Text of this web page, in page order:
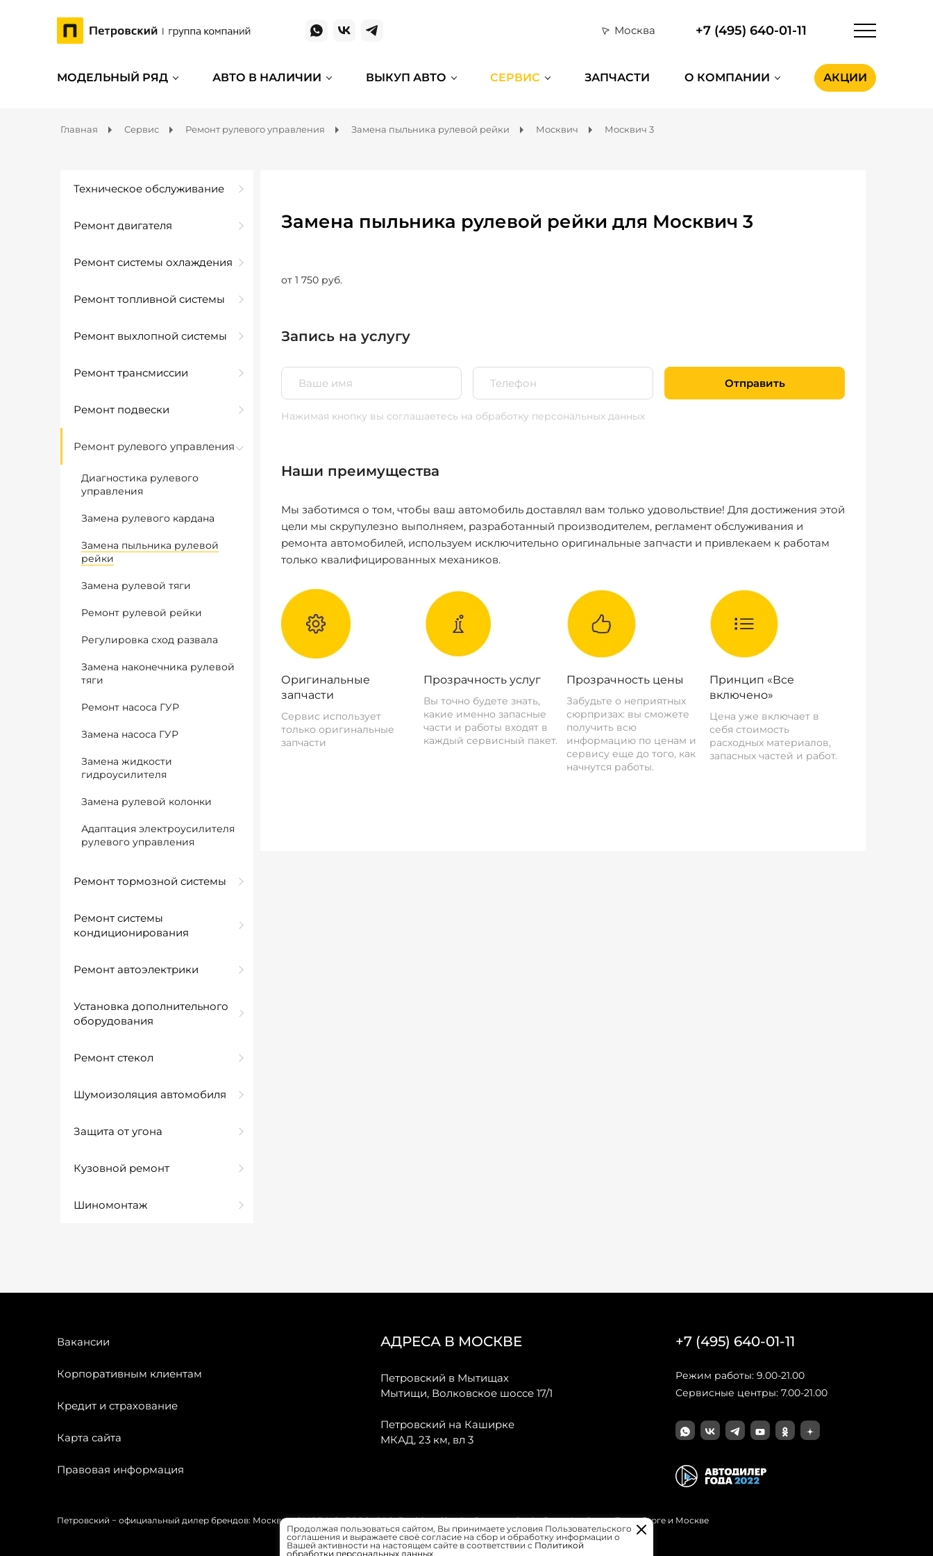
Москва +7 (495) 640-01-11
МОДЕЛЬНЫЙ РЯД АВТО В НАЛИЧИИ ВЫКУП АВТО СЕРВИС ЗАПЧАСТИ О КОМПАНИИ АКЦИИ
Главная Сервис Ремонт рулевого управления Замена пыльника рулевой рейки Москвич Москвич 3
Техническое обслуживание
Ремонт двигателя
Ремонт системы охлаждения
Ремонт топливной системы
Ремонт выхлопной системы
Ремонт трансмиссии
Ремонт подвески
Ремонт рулевого управления
Диагностика рулевого
управления
Замена рулевого кардана
Замена пыльника рулевой
рейки
Замена рулевой тяги
Ремонт рулевой рейки
Регулировка сход развала
Замена наконечника рулевой
тяги
Ремонт насоса ГУР
Замена насоса ГУР
Замена жидкости
гидроусилителя
Замена рулевой колонки
Адаптация электроусилителя
рулевого управления
Ремонт тормозной системы
Ремонт системы
кондиционирования
Ремонт автоэлектрики
Установка дополнительного
оборудования
Ремонт стекол
Шумоизоляция автомобиля
Защита от угона
Кузовной ремонт
Шиномонтаж
Замена пыльника рулевой рейки для Москвич 3
от 1 750 руб.
Запись на услугу
Отправить
Нажимая кнопку вы соглашаетесь на обработку персональных данных
Наши преимущества
Мы заботимся о том, чтобы ваш автомобиль доставлял вам только удовольствие! Для достижения этой
цели мы скрупулезно выполняем, разработанный производителем, регламент обслуживания и
ремонта автомобилей, используем исключительно оригинальные запчасти и привлекаем к работам
только квалифицированных механиков.
Оригинальные
запчасти
Сервис использует
только оригинальные
запчасти
Прозрачность услуг
Вы точно будете знать,
какие именно запасные
части и работы входят в
каждый сервисный пакет.
Прозрачность цены
Забудьте о неприятных
сюрпризах: вы сможете
получить всю
информацию по ценам и
сервису еще до того, как
начнутся работы.
Принцип «Все
включено»
Цена уже включает в
себя стоимость
расходных материалов,
запасных частей и работ.
Вакансии
Корпоративным клиентам
Кредит и страхование
Карта сайта
Правовая информация
АДРЕСА В МОСКВЕ
Петровский в Мытищах
Мытищи, Волковское шоссе 17/1
Петровский на Каширке
МКАД, 23 км, вл 3
+7 (495) 640-01-11
Режим работы: 9.00-21.00
Сервисные центры: 7.00-21.00
Петровский − официальный дилер брендов: Москвич, OMODA, JAECOO, GAC, Forthing, Citroёn, Peugeot, Opel и Renault в Санкт-Петербурге и Москве
Продолжая пользоваться сайтом, Вы принимаете условия Пользовательского
соглашения и выражаете своё согласие на сбор и обработку информации о
Вашей активности на настоящем сайте в соответствии с Политикой
обработки персональных данных